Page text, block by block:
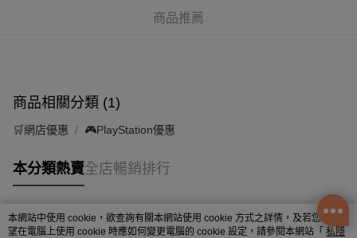
商品推薦
商品相關分類 (1)
🛒網店優惠 🎮PlayStation優惠
本分類熱賣全店暢銷排行
熱門標籤
本網站中使用 cookie，欲查詢有關本網站使用 cookie 方式之詳情，及若您不希
望在電腦上使用 cookie 時應如何變更電腦的 cookie 設定，請參閱本網站「 私隱